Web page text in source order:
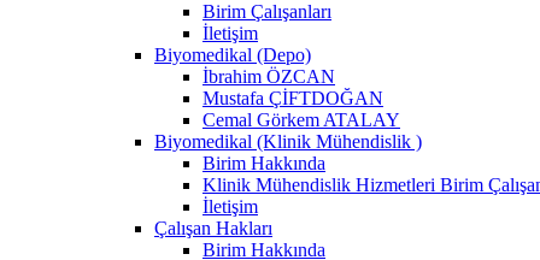
Birim Çalışanları
İletişim
Biyomedikal (Depo)
İbrahim ÖZCAN
Mustafa ÇİFTDOĞAN
Cemal Görkem ATALAY
Biyomedikal (Klinik Mühendislik )
Birim Hakkında
Klinik Mühendislik Hizmetleri Birim
İletişim
Çalışan Hakları
Birim Hakkında